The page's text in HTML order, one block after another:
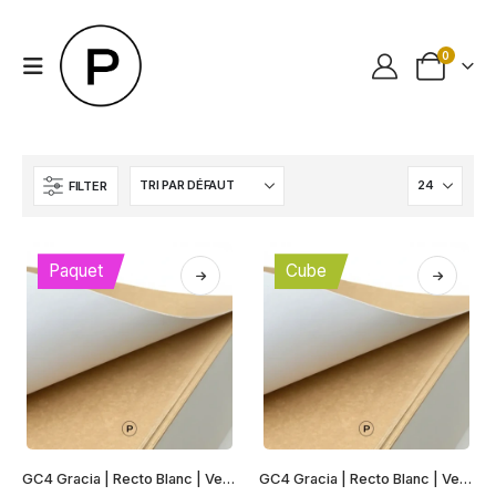
0
FILTER
Paquet
produit
GC4 Gracia | Recto Blanc | Verso Kraft
Cube
produit
GC4 Gracia | Recto Blanc | Verso Kraft | Cube